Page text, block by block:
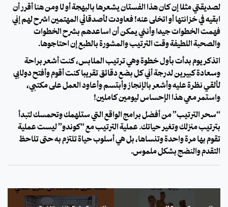
لصديقتي مثلًا إن كان هذا الفستان يشعرها بالبهجة أو لا ومن هنا أقرر أن
ابقيه في خزانتها أو اتخلى عنه! فعاودت لأصدقائي المهتمين اشرح لهم إني
فهمت الخطوات جيدًا وأنني يمكن أن اساعدهم بشرح الخطوات
والصحبة اللطيفة وقت الترتيب والمشورة بالطبع إن احتاجوها.
اتذكر يوم بدأت بأول خطوة وهي ترتيب الملابس، كنت أشعر براحة
وسعادة كبيرين لدرجة أني كل بضع دقائق تقريبًا كنت أقوم وأفتح دولابي
لألقي نظرة عليه وأشعر بالإنجاز وأبتسم وأعاود العمل على مكتبي،
واستمر معي هذا الإحساس ليومين كاملين!
“سحر الترتيب” من أفضل برامج الواقع التي ستلهمك وتحمسك لتبدأ
بترتيب منزلك وتغير حياتك. عملية الترتيب مع “كوندو” ليست عملية
تقوم بها مرة واحدة وتنساها، بل هي أسلوب حياة تلتزم به حتى تلاحظ
التقدم والنضج بشكل ملموس.